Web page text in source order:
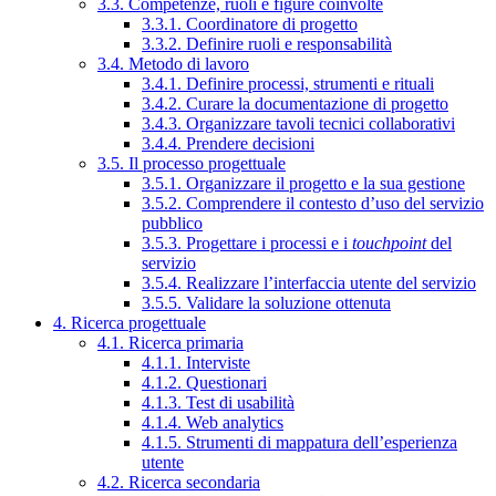
3.3. Competenze, ruoli e figure coinvolte
3.3.1. Coordinatore di progetto
3.3.2. Definire ruoli e responsabilità
3.4. Metodo di lavoro
3.4.1. Definire processi, strumenti e rituali
3.4.2. Curare la documentazione di progetto
3.4.3. Organizzare tavoli tecnici collaborativi
3.4.4. Prendere decisioni
3.5. Il processo progettuale
3.5.1. Organizzare il progetto e la sua gestione
3.5.2. Comprendere il contesto d’uso del servizio
pubblico
3.5.3. Progettare i processi e i touchpointdel
servizio
3.5.4. Realizzare l’interfaccia utente del servizio
3.5.5. Validare la soluzione ottenuta
4. Ricerca progettuale
4.1. Ricerca primaria
4.1.1. Interviste
4.1.2. Questionari
4.1.3. Test di usabilità
4.1.4. Web analytics
4.1.5. Strumenti di mappatura dell’esperienza
utente
4.2. Ricerca secondaria